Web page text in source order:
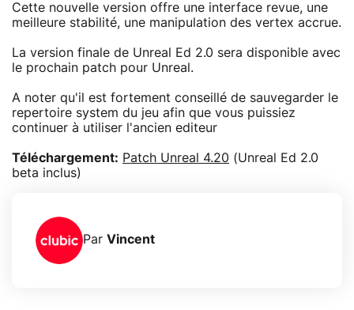
Cette nouvelle version offre une interface revue, une
meilleure stabilité, une manipulation des vertex accrue.
La version finale de Unreal Ed 2.0 sera disponible avec
le prochain patch pour Unreal.
A noter qu'il est fortement conseillé de sauvegarder le
repertoire system du jeu afin que vous puissiez
continuer à utiliser l'ancien editeur
Téléchargement: Patch Unreal 4.20 (Unreal Ed 2.0
beta inclus)
Par Vincent